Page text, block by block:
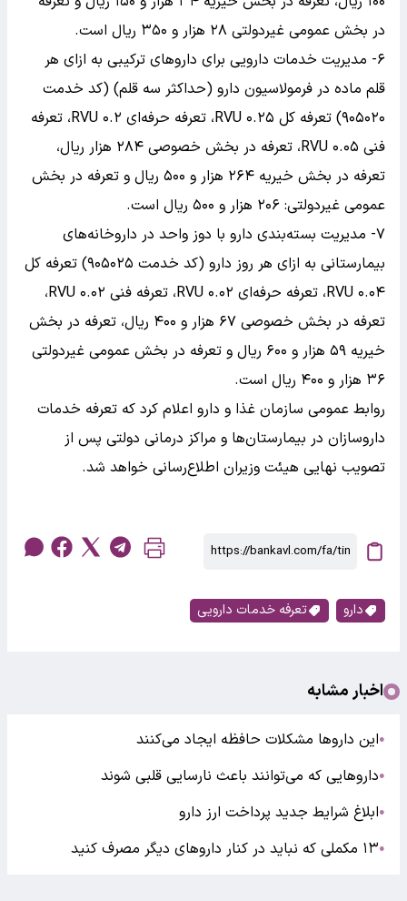
در بخش عمومی غیردولتی ۲۸ هزار و ۳۵۰ ریال است.
۶- مدیریت خدمات دارویی برای داروهای ترکیبی به ازای هر
قلم ماده در فرمولاسیون دارو (حداکثر سه قلم) (کد خدمت
۹۰۵۰۲۰) تعرفه کل ۰.۲۵ RVU، تعرفه حرفه‌ای ۰.۲ RVU، تعرفه
فنی ۰.۰۵ RVU، تعرفه در بخش خصوصی ۲۸۴ هزار ریال،
تعرفه در بخش خیریه ۲۶۴ هزار و ۵۰۰ ریال و تعرفه در بخش
عمومی غیردولتی: ۲۰۶ هزار و ۵۰۰ ریال است.
۷- مدیریت بسته‌بندی دارو با دوز واحد در داروخانه‌های
بیمارستانی به ازای هر روز دارو (کد خدمت ۹۰۵۰۲۵) تعرفه کل
۰.۰۴ RVU، تعرفه حرفه‌ای ۰.۰۲ RVU، تعرفه فنی ۰.۰۲ RVU،
تعرفه در بخش خصوصی ۶۷ هزار و ۴۰۰ ریال، تعرفه در بخش
خیریه ۵۹ هزار و ۶۰۰ ریال و تعرفه در بخش عمومی غیردولتی
۳۶ هزار و ۴۰۰ ریال است.
روابط عمومی سازمان غذا و دارو اعلام کرد که تعرفه خدمات
داروسازان در بیمارستان‌ها و مراکز درمانی دولتی پس از
تصویب نهایی هیئت وزیران اطلاع‌رسانی خواهد شد.
دارو تعرفه خدمات دارویی
اخبار مشابه
●این داروها مشکلات حافظه ایجاد می‌کنند
●داروهایی که می‌توانند باعث نارسایی قلبی شوند
●ابلاغ شرایط جدید پرداخت ارز دارو
●۱۳ مکملی که نباید در کنار دارو‌های دیگر مصرف کنید